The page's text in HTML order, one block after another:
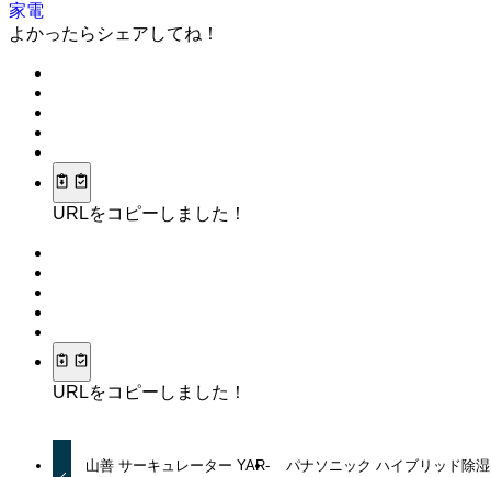
家電
よかったらシェアしてね！
URLをコピーしました！
URLをコピーしました！
山善 サーキュレーター YAR-
パナソニック ハイブリッド除湿